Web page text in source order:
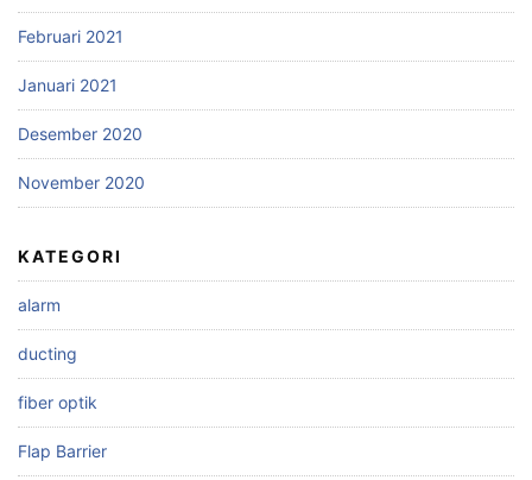
Februari 2021
Januari 2021
Desember 2020
November 2020
KATEGORI
alarm
ducting
fiber optik
Flap Barrier